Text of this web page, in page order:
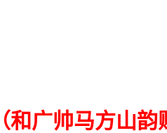
和广帅马方山韵